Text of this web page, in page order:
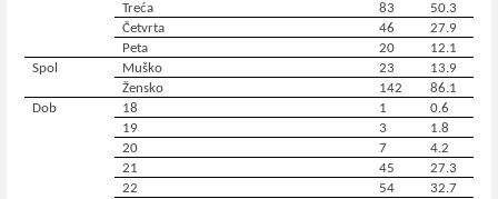
Treća
83
50.3
Četvrta
46
27.9
Peta
20
12.1
Spol
Muško 23
13.9
Žensko
142
86.1
Dob
18 1
0.6
19
3
1.8
20
7
4.2
21
45
27.3
22
54
32.7